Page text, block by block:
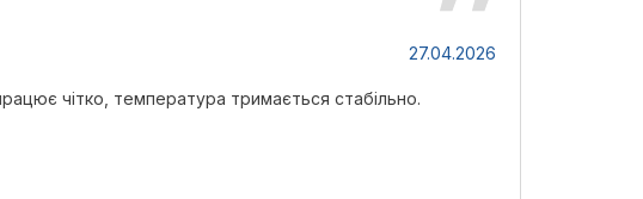
27.04.2026
чітко, температура тримається стабільно.